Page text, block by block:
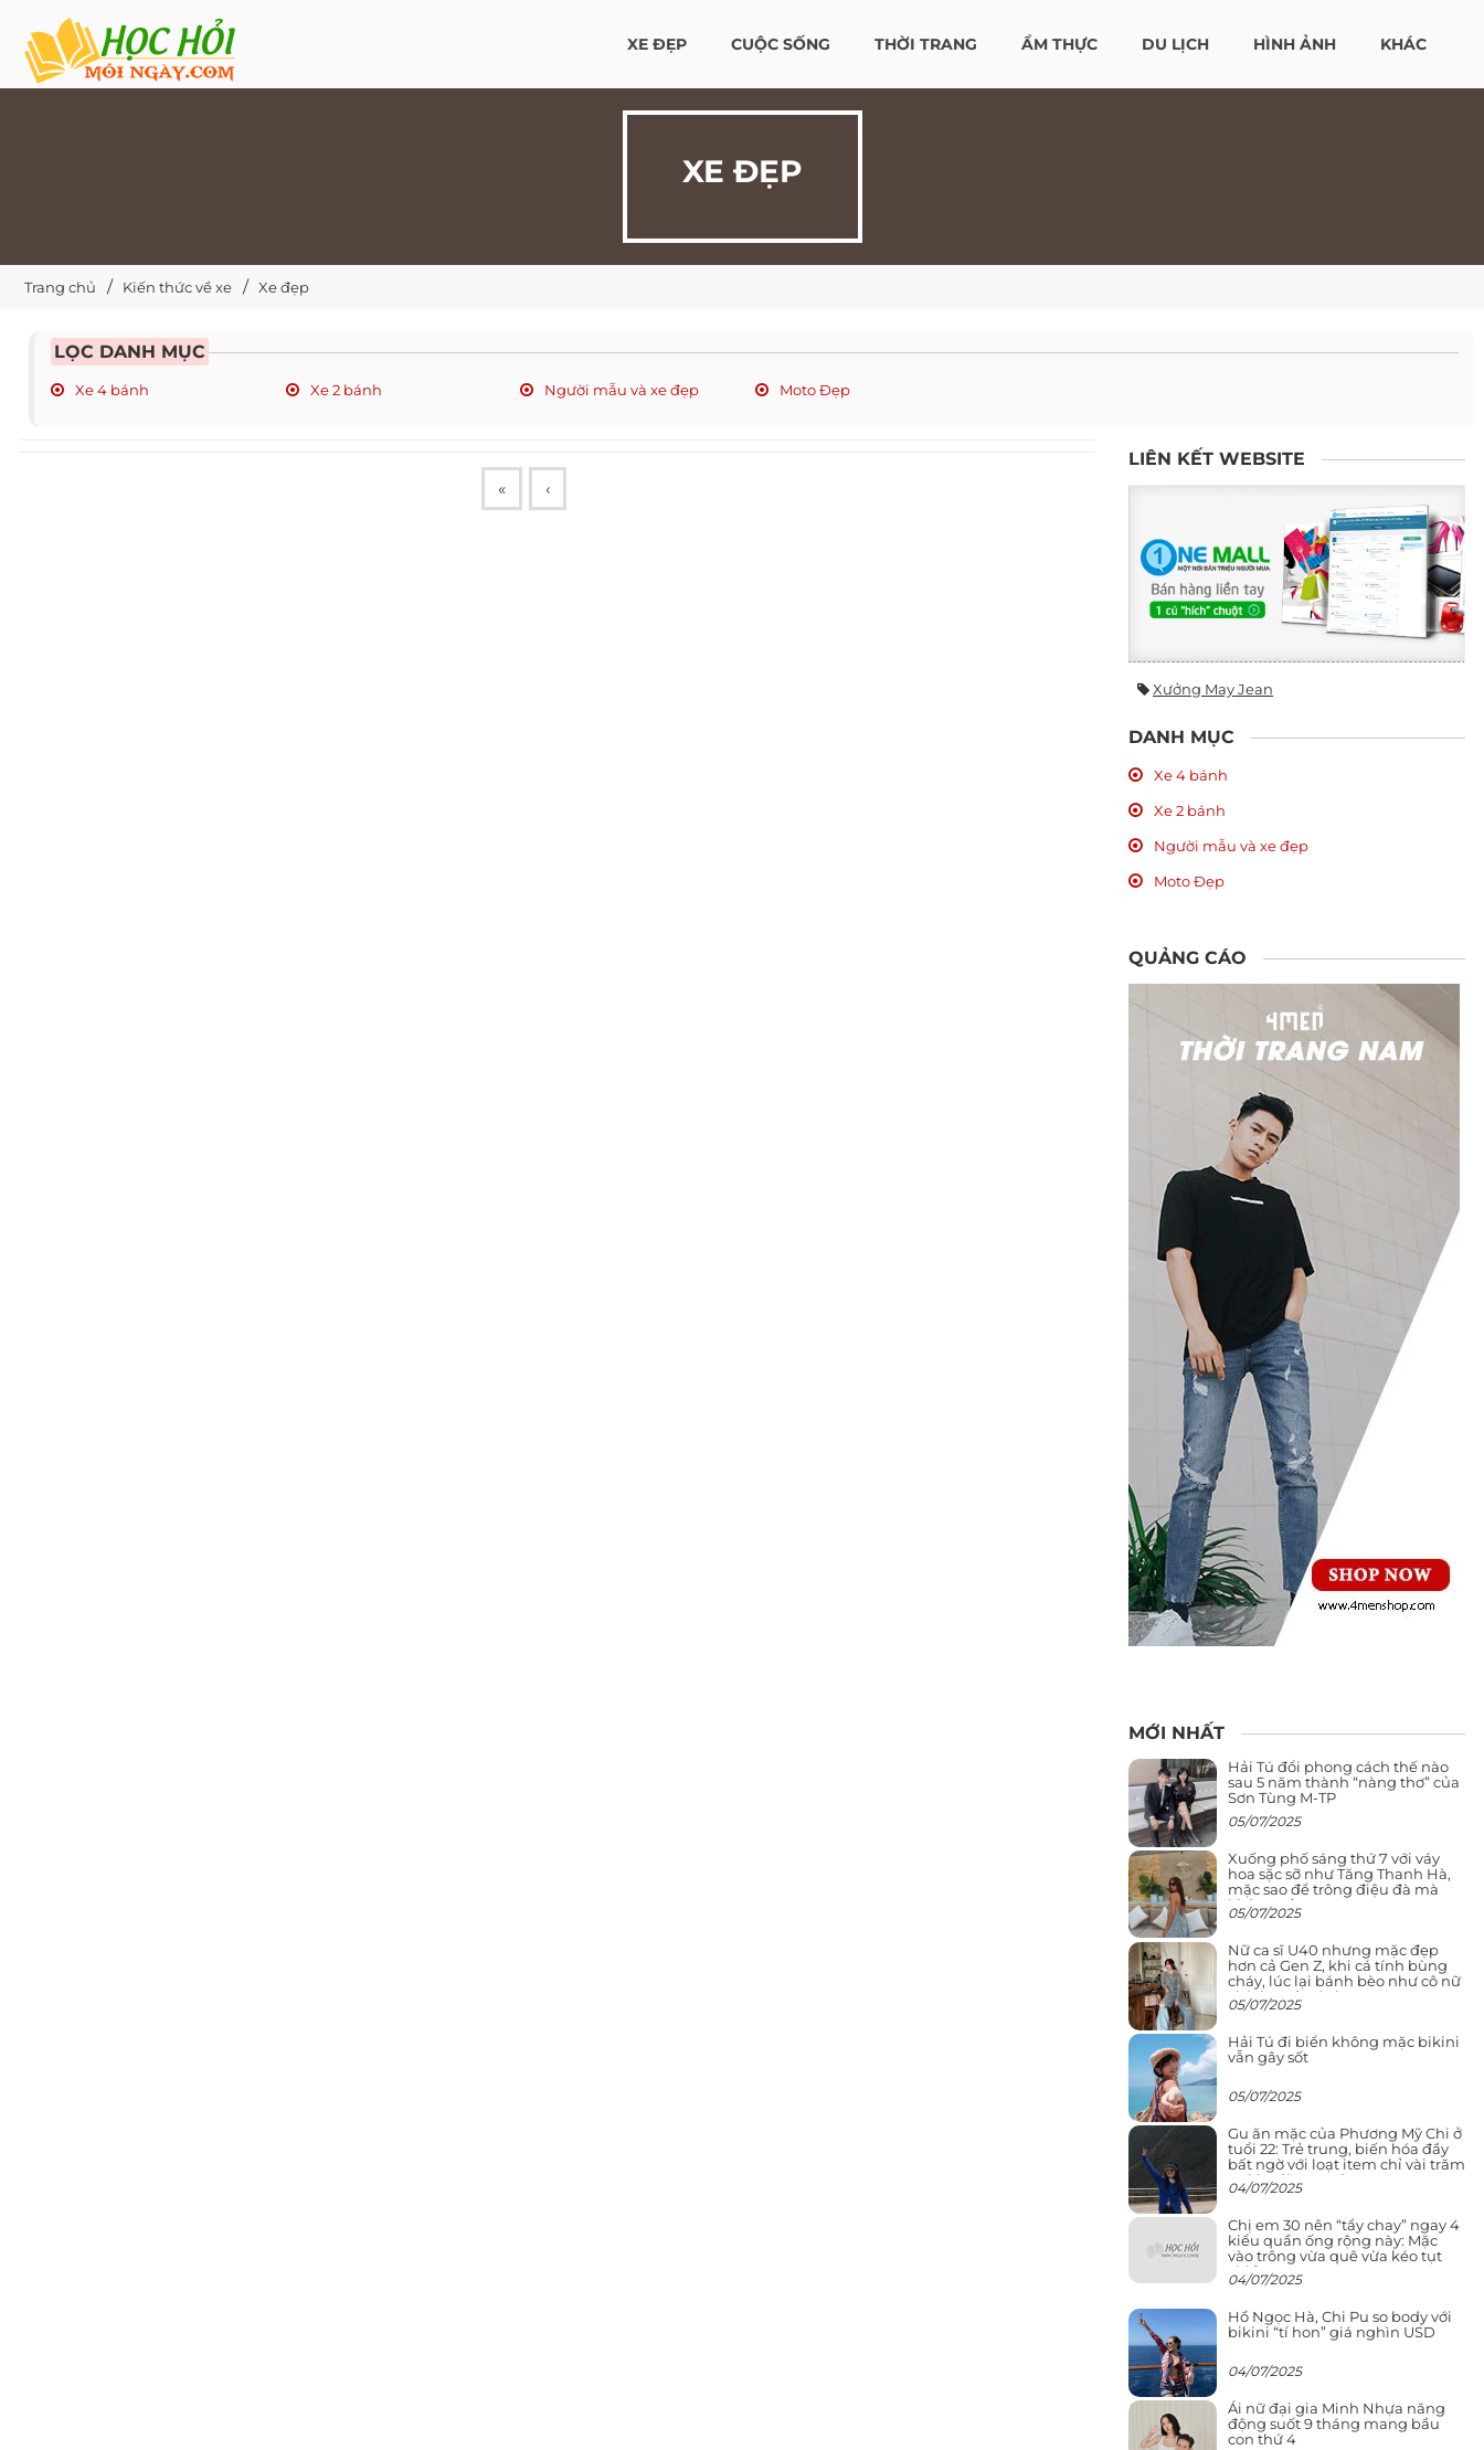
XE ĐẸP CUỘC SỐNG THỜI TRANG ẨM THỰC DU LỊCH HÌNH ẢNH KHÁC
XE ĐẸP
Trang chủ Kiến thức về xe Xe đẹp
LỌC DANH MỤC
Xe 4 bánh Xe 2 bánh Người mẫu và xe đẹp Moto Đẹp
« ‹
LIÊN KẾT WEBSITE
Xưởng May Jean
DANH MỤC
Xe 4 bánh
Xe 2 bánh
Người mẫu và xe đẹp
Moto Đẹp
QUẢNG CÁO
MỚI NHẤT
Hải Tú đổi phong cách thế nào
sau 5 năm thành “nàng thơ” của
Sơn Tùng M-TP
05/07/2025
Xuống phố sáng thứ 7 với váy
hoa sặc sỡ như Tăng Thanh Hà,
mặc sao để trông điệu đà mà
không sến
05/07/2025
Nữ ca sĩ U40 nhưng mặc đẹp
hơn cả Gen Z, khi cá tính bùng
cháy, lúc lại bánh bèo như cô nữ
chính ngôn tình
05/07/2025
Hải Tú đi biển không mặc bikini
vẫn gây sốt
05/07/2025
Gu ăn mặc của Phương Mỹ Chi ở
tuổi 22: Trẻ trung, biến hóa đầy
bất ngờ với loạt item chỉ vài trăm
nghìn đã mua được
04/07/2025
Chị em 30 nên “tẩy chay” ngay 4
kiểu quần ống rộng này: Mặc
vào trông vừa quê vừa kéo tụt
chiều cao
04/07/2025
Hồ Ngọc Hà, Chi Pu so body với
bikini “tí hon” giá nghìn USD
04/07/2025
Ái nữ đại gia Minh Nhựa năng
động suốt 9 tháng mang bầu
con thứ 4